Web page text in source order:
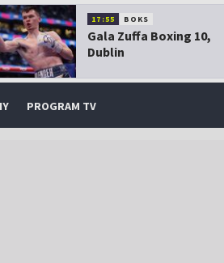
17:55 BOKS
Gala Zuffa Boxing 10,
Dublin
PROGRAM TV